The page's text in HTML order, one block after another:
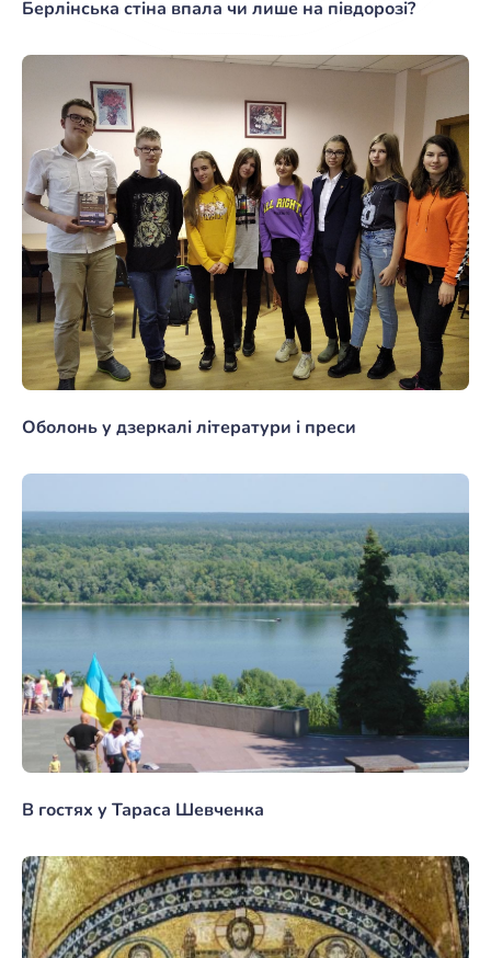
Берлінська стіна впала чи лише на півдорозі?
Оболонь у дзеркалі літератури і преси
В гостях у Тараса Шевченка